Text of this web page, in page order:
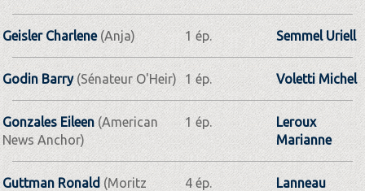
Geisler Charlene(Anja) 1 ép. Semmel Uriell
Godin Barry(Sénateur O'Heir) 1 ép. Voletti Michel
Gonzales Eileen(American
News Anchor)
1 ép.
Leroux
Marianne
Guttman Ronald (Moritz
4 ép.
Lanneau